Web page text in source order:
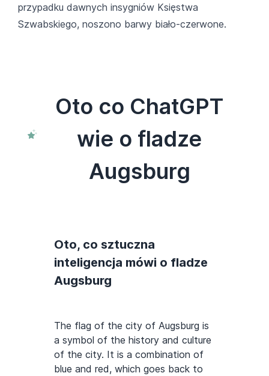
przypadku dawnych insygniów Księstwa
Szwabskiego, noszono barwy biało-czerwone.
Oto co ChatGPT
wie o fladze
Augsburg
Oto, co sztuczna
inteligencja mówi o fladze
Augsburg
The flag of the city of Augsburg is
a symbol of the history and culture
of the city. It is a combination of
blue and red, which goes back to